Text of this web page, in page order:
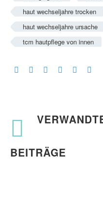
haut wechseljahre trocken
haut wechseljahre ursache
tcm hautpflege von innen
BEITRÄGE